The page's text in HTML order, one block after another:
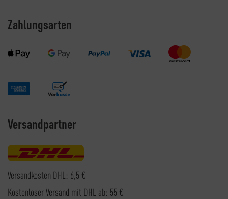
Zahlungsarten
Versandpartner
Versandkosten DHL: 6,5 €
Kostenloser Versand mit DHL ab: 55 €